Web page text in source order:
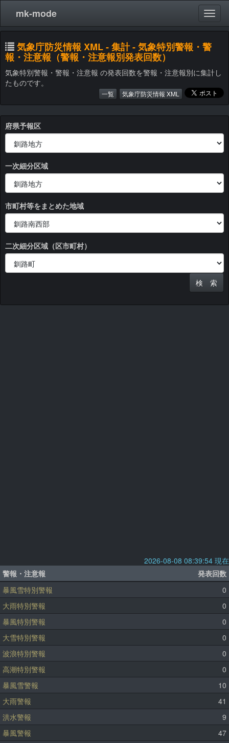
mk-mode
気象庁防災情報 XML - 集計 - 気象特別警報・警
報・注意報（警報・注意報別発表回数）
気象特別警報・警報・注意報 の発表回数を警報・注意報別に集計し
たものです。
一覧 気象庁防災情報 XML
府県予報区
一次細分区域
市町村等をまとめた地域
二次細分区域（区市町村）
2026-08-08 08:39:54 現在
警報・注意報
発表回数
暴風雪特別警報
0
大雨特別警報
0
暴風特別警報
0
大雪特別警報
0
波浪特別警報
0
高潮特別警報
0
暴風雪警報
10
大雨警報
41
洪水警報
9
暴風警報
47